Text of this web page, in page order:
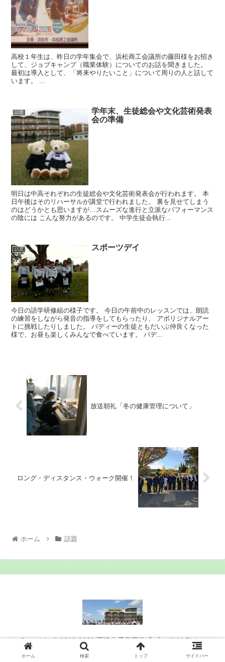
高校１年生は、昨日の学年集会で、浜松商工会議所の藤田様をお招き
して、ジョブキャンプ（職業体験）についてのお話を聞きました。
最初は導入として、「将来やりたいこと」について周りの人と話して
います。 ...
話題
学年末、生徒総会や文化芸術発表
会の準備
明日は中高それぞれの生徒総会や文化芸術発表会が行われます。 本
日午後はそのリハーサルが講堂で行われました。 裏を見せてしまう
のはどうかとも思いますが…スムーズな進行と立派なパフォーマンス
の陰には こんな努力があるのです。 中学生徒会執行...
話題 スポーツデイ
今日の語学研修組の様子です。 今日の午前中のレッスンでは、朗読
の練習をしながら発音の指導をしてもらったり、 アボリジナルアー
トに挑戦したりしました。 バディーの生徒ともだいぶ仲良くなった
様で、お昼も楽しくみんなで食べています。 バデ...
放送朝礼「冬の健康管理について」
ロング・ディスタンス・ウォーク開催！
ホーム 話題
Copyright © 2012-2026 西遠女子学園公式ブログ All Rights
ホーム 検索 トップ サイドバー